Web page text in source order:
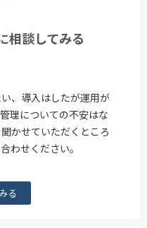
相談してみる
、導入はしたが運用が
理についての不安はな
かせていただくところ
わせください。
る